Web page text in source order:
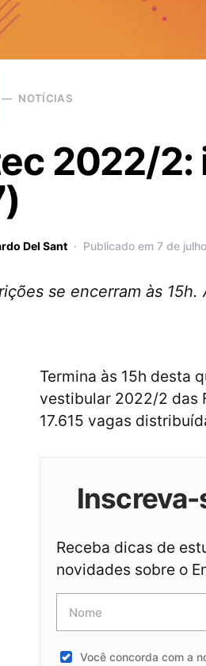
NOTÍCIAS
2022/
Del Sant Publicado em 7 de
se encerram às
Termina às 15h desta
vestibular 2022/2 das
17.615 vagas
Receba dicas de
novidades sobre o
Você concorda com a